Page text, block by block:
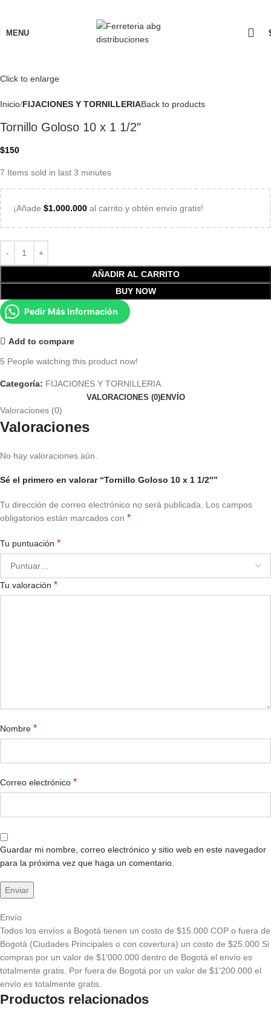
MENU
Click to enlarge
Inicio FIJACIONES Y TORNILLERIABack to products
Tornillo Goloso 10 x 1 1/2″
$150
7 Items sold in last 3 minutes
¡Añade $1.000.000 al carrito y obtén envío gratis!
AÑADIR AL CARRITO
BUY NOW
Pedir Más Información
Add to compare
5 People watching this product now!
Categoría: FIJACIONES Y TORNILLERIA
VALORACIONES (0)ENVÍO
Valoraciones (0)
Valoraciones
No hay valoraciones aún.
Sé el primero en valorar “Tornillo Goloso 10 x 1 1/2″”
Tu dirección de correo electrónico no será publicada. Los campos
obligatorios están marcados con *
Tu puntuación *
Tu valoración *
Nombre *
Correo electrónico *
Guardar mi nombre, correo electrónico y sitio web en este navegador
para la próxima vez que haga un comentario.
Envío
Todos los envíos a Bogotá tienen un costo de $15.000 COP o fuera de
Bogotá (Ciudades Principales o con covertura) un costo de $25.000 Si
compras por un valor de $1'000.000 dentro de Bogotá el envío es
totalmente gratis. Por fuera de Bogotá por un valor de $1'200.000 el
envío es totalmente gratis.
Productos relacionados